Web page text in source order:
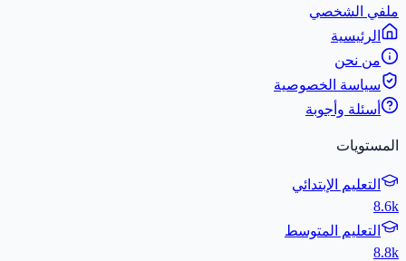
ملفي الشخصي
الرئيسية
من نحن
سياسة الخصوصية
أسئلة وأجوبة
المستويات
التعليم الإبتدائي
8.6k
التعليم المتوسط
8.8k